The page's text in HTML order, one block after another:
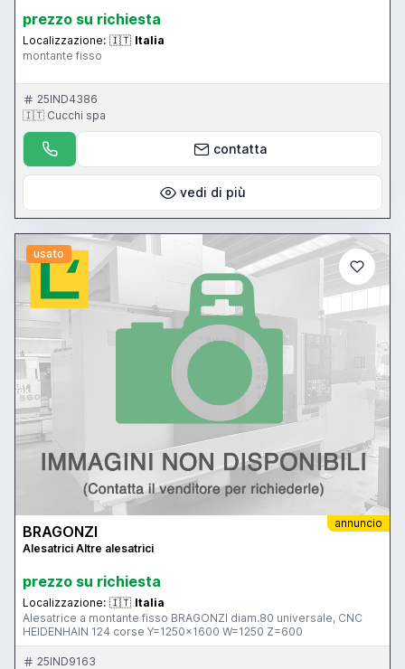
prezzo su richiesta
Localizzazione: 🇮🇹 Italia
montante fisso
25IND4386
🇮🇹 Cucchi spa
contatta
vedi di più
usato
annuncio
BRAGONZI
Alesatrici Altre alesatrici
prezzo su richiesta
Localizzazione: 🇮🇹 Italia
Alesatrice a montante fisso BRAGONZI diam.80 universale, CNC
HEIDENHAIN 124 corse Y=1250x1600 W=1250 Z=600
25IND9163